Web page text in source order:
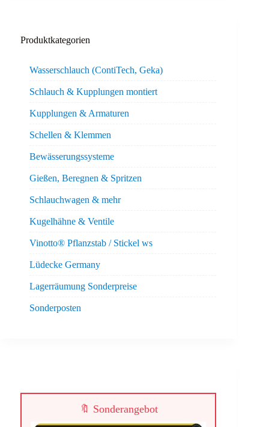
Produktkategorien
Wasserschlauch (ContiTech, Geka)
Schlauch & Kupplungen montiert
Kupplungen & Armaturen
Schellen & Klemmen
Bewässerungssysteme
Gießen, Beregnen & Spritzen
Schlauchwagen & mehr
Kugelhähne & Ventile
Vinotto® Pflanzstab / Stickel ws
Lüdecke Germany
Lagerräumung Sonderpreise
Sonderposten
🔖 Sonderangebot